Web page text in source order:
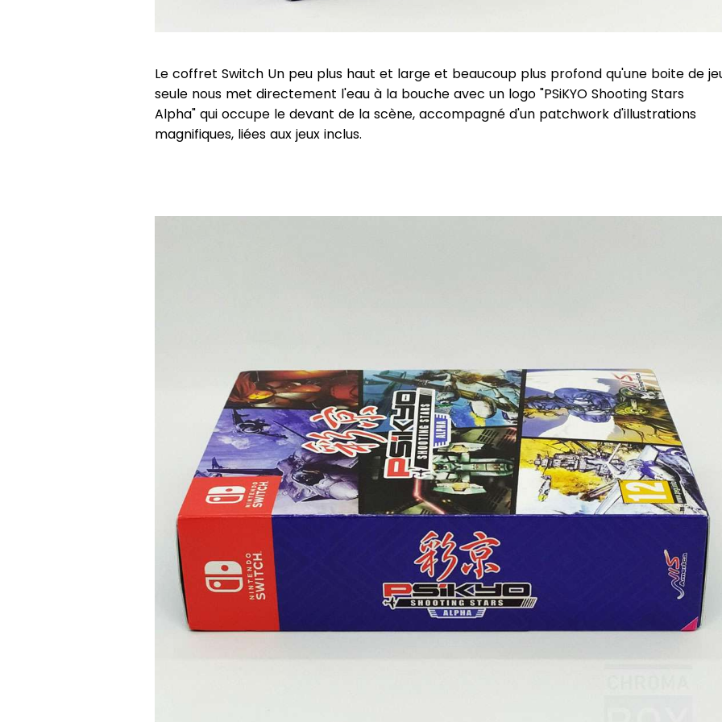
Le coffret Switch Un peu plus haut et large et beaucoup plus profond qu'une boite de
seule nous met directement l'eau à la bouche avec un logo "PSiKYO Shooting Stars
Alpha" qui occupe le devant de la scène, accompagné d'un patchwork d'illustrations
magnifiques, liées aux jeux inclus.